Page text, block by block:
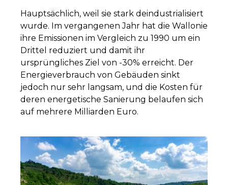
Hauptsächlich, weil sie stark deindustrialisiert
wurde. Im vergangenen Jahr hat die Wallonie
ihre Emissionen im Vergleich zu 1990 um ein
Drittel reduziert und damit ihr
ursprüngliches Ziel von -30% erreicht. Der
Energieverbrauch von Gebäuden sinkt
jedoch nur sehr langsam, und die Kosten für
deren energetische Sanierung belaufen sich
auf mehrere Milliarden Euro.